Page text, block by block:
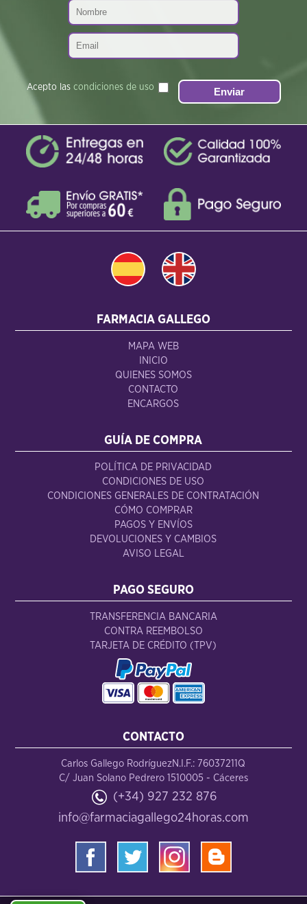
Acepto las condiciones de uso
FARMACIA GALLEGO
MAPA WEB
INICIO
QUIENES SOMOS
CONTACTO
ENCARGOS
GUÍA DE COMPRA
POLÍTICA DE PRIVACIDAD
CONDICIONES DE USO
CONDICIONES GENERALES DE CONTRATACIÓN
CÓMO COMPRAR
PAGOS Y ENVÍOS
DEVOLUCIONES Y CAMBIOS
AVISO LEGAL
PAGO SEGURO
TRANSFERENCIA BANCARIA
CONTRA REEMBOLSO
TARJETA DE CRÉDITO (TPV)
CONTACTO
Carlos Gallego RodríguezN.I.F.: 76037211Q
C/ Juan Solano Pedrero 1510005 - Cáceres
(+34) 927 232 876
info@farmaciagallego24horas.com